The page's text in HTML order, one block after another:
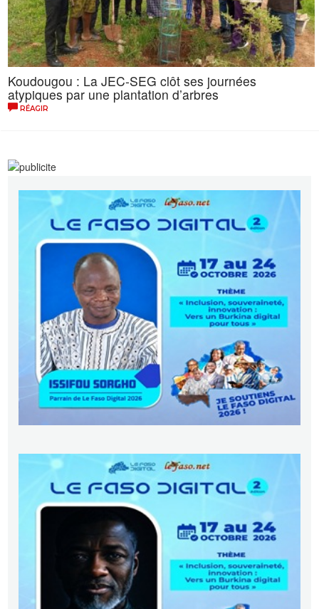
Koudougou : La JEC-SEG clôt ses journées
atypiques par une plantation d’arbres
RÉAGIR